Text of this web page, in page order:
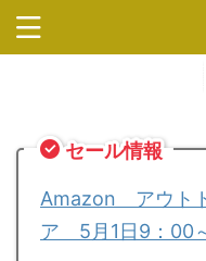
セール情報
Amazon アウト
ア 5月1日9：00